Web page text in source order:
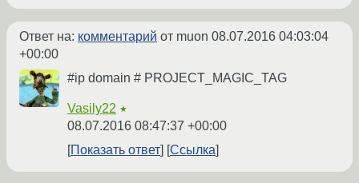
Ответ на: комментарий от muon 08.07.2016 04:03:04
+00:00
#ip domain # PROJECT_MAGIC_TAG
Vasily22 ★
08.07.2016 08:47:37 +00:00
Показать ответ
Ссылка